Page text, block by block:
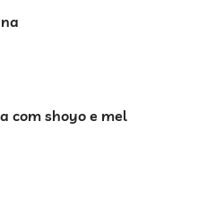
com shoyo e mel